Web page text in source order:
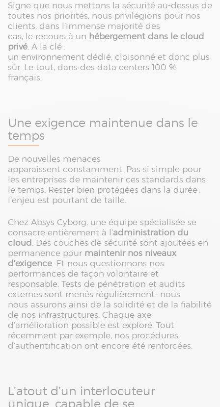
Signe que nous mettons la sécurité au-dessus de
toutes nos priorités, nous privilégions pour nos
clients, dans l’immense majorité des
cas, le recours à un hébergement dans le cloud
privé. A la clé :
un environnement dédié, cloisonné et donc plus
sûr. Le tout, dans des data centers 100 %
français.
Une exigence maintenue dans le
temps
De nouvelles menaces
apparaissent constamment. Pas si simple pour
les entreprises de maintenir ces standards dans
le temps. Rester bien protégées dans la durée :
l’enjeu est pourtant de taille.
Chez Absys Cyborg, une équipe spécialisée se
consacre entièrement à l’administration du
cloud . Des couches de sécurité sont ajoutées en
permanence pour maintenir nos niveaux
d’exigence. Et nous questionnons nos
performances de façon volontaire et
responsable. Tests de pénétration et audits
externes sont menés régulièrement : nous
nous assurons ainsi de la solidité et de la fiabilité
de nos infrastructures. Chaque axe
d’amélioration possible est exploré. Tout
récemment par exemple, nos procédures
d’authentification ont encore été renforcées.
L’atout d’un interlocuteur
unique, capable de se